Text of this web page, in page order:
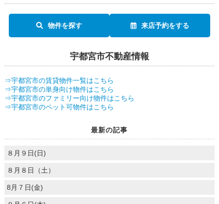
物件を探す 来店予約をする
宇都宮市不動産情報
⇒宇都宮市の賃貸物件一覧はこちら
⇒宇都宮市の単身向け物件はこちら
⇒宇都宮市のファミリー向け物件はこちら
⇒宇都宮市のペット可物件はこちら
最新の記事
８月９日(日)
８月８日（土）
8月７日(金)